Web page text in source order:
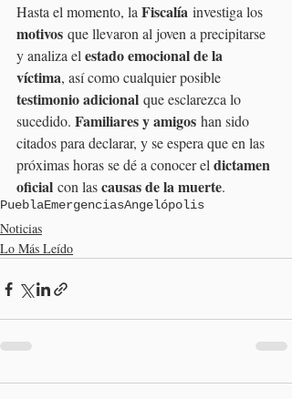
Hasta el momento, la Fiscalía investiga los
motivos que llevaron al joven a precipitarse
y analiza el estado emocional de la
víctima, así como cualquier posible
testimonio adicional que esclarezca lo
sucedido. Familiares y amigos han sido
citados para declarar, y se espera que en las
próximas horas se dé a conocer el dictamen
oficial con las causas de la muerte.
PueblaEmergenciasAngelópolis
Noticias
Lo Más Leído